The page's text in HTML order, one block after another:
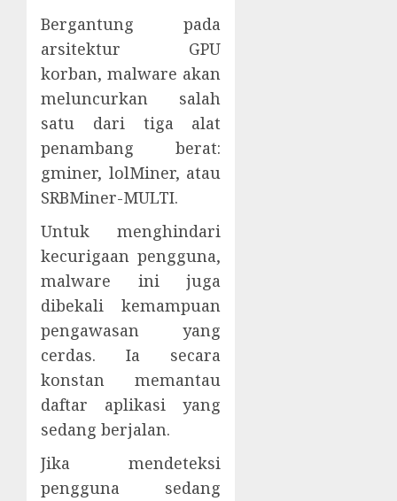
Bergantung pada
arsitektur GPU
korban, malware akan
meluncurkan salah
satu dari tiga alat
penambang berat:
gminer, lolMiner, atau
SRBMiner-MULTI.
Untuk menghindari
kecurigaan pengguna,
malware ini juga
dibekali kemampuan
pengawasan yang
cerdas. Ia secara
konstan memantau
daftar aplikasi yang
sedang berjalan.
Jika mendeteksi
pengguna sedang